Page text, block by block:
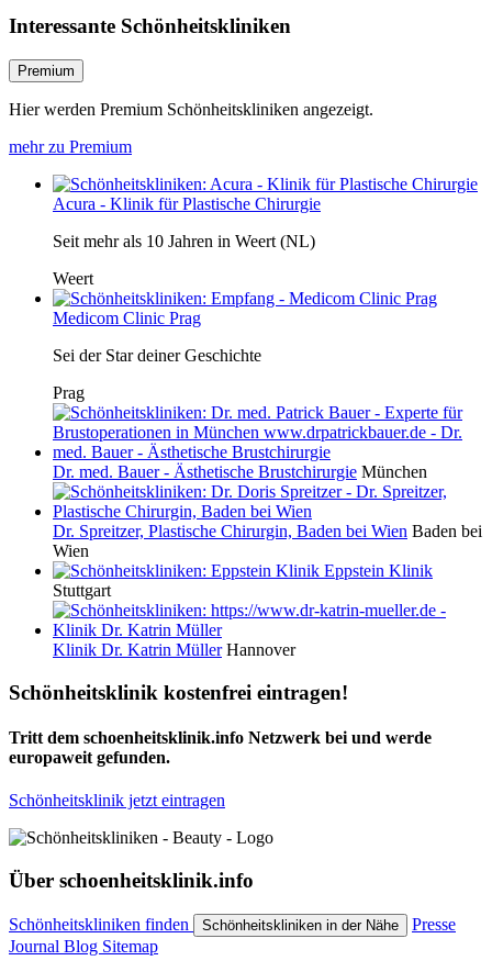
Interessante Schönheitskliniken
Premium
Hier werden Premium Schönheitskliniken angezeigt.
mehr zu Premium
Acura - Klinik für Plastische Chirurgie
Seit mehr als 10 Jahren in Weert (NL)
Weert
Medicom Clinic Prag
Sei der Star deiner Geschichte
Prag
Dr. med. Bauer - Ästhetische Brustchirurgie München
Dr. Spreitzer, Plastische Chirurgin, Baden bei Wien Baden bei
Wien
Eppstein Klinik
Stuttgart
Klinik Dr. Katrin Müller Hannover
Schönheitsklinik kostenfrei eintragen!
Tritt dem schoenheitsklinik.info Netzwerk bei und werde
europaweit gefunden.
Schönheitsklinik jetzt eintragen
Über schoenheitsklinik.info
Schönheitskliniken finden Schönheitskliniken in der Nähe
Presse
Journal Blog Sitemap